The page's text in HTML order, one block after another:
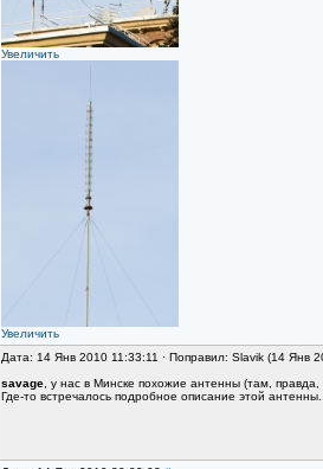
Увеличить
Увеличить
Дата: 14 Янв 2010 11:33:11 · Поправил: Slavik (14 Янв
savage , у нас в Минске похожие антенны (там,
Где-то встречалось подробное описание этой